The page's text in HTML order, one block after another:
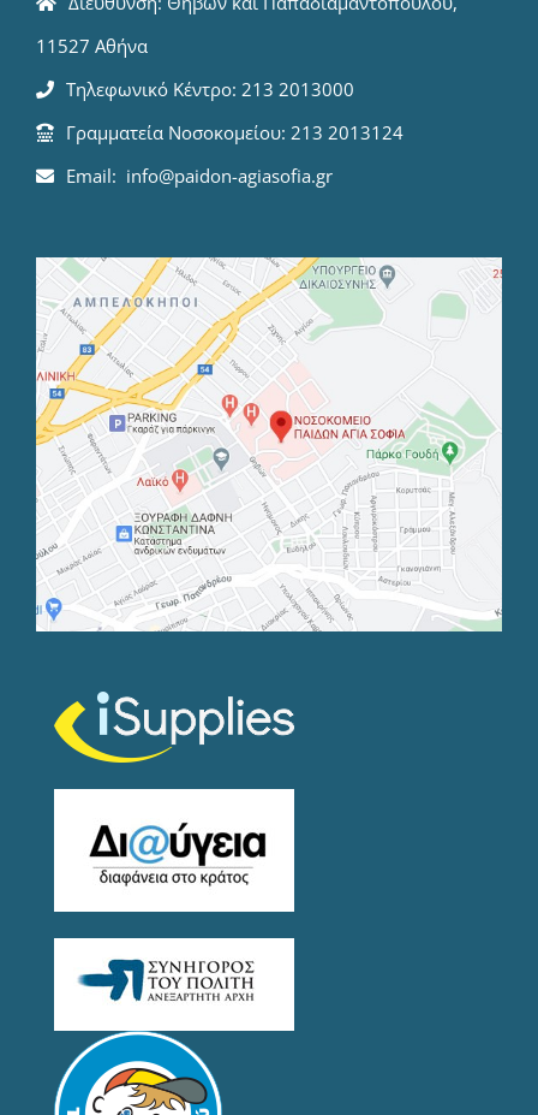
11527 Αθήνα
Τηλεφωνικό Κέντρο: 213 2013000
Γραμματεία Νοσοκομείου: 213 2013124
Email: info@paidon-agiasofia.gr